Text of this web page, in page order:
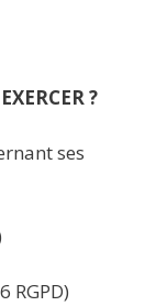
?
ses
RGPD)